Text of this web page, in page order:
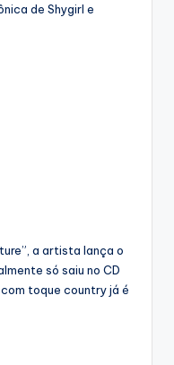
de Shygirl e
a artista lança o
só saiu no CD
toque country já é